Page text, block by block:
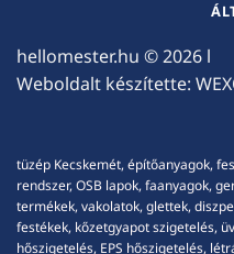
hellomester.hu © 2026 l
Weboldalt készítette:
tüzép Kecskemét, építőanyagok,
rendszer, OSB lapok, faanyagok,
termékek, vakolatok, glettek,
festékek, kőzetgyapot szigetelés,
hőszigetelés, EPS hőszigetelés,